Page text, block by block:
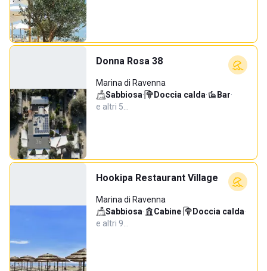
Donna Rosa 38
Marina di Ravenna
Sabbiosa· Doccia calda· Bar·
e altri 5…
Hookipa Restaurant Village
Marina di Ravenna
Sabbiosa· Cabine· Doccia calda·
e altri 9…